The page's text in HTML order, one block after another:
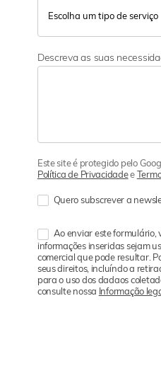
Descreva as suas
Este site é protegido pelo
Política de Privacidadee
Quero subscrever a
Ao enviar este formulário,
informações inseridas sejam
comercial que pode resultar.
seus direitos, incluíndo a
para o uso dos dadaos
consulte nossa Informação